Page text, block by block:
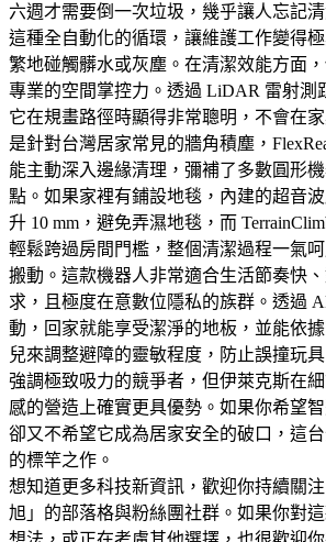
六週才需要倒一次垃圾，幾乎讓人忘記
這種全自動化的循環，讓維護工作變得
繁地碰觸髒水或灰塵。在清潔效能方面
專業的空間掌控力。透過 LiDAR 雷射測
它在規畫路徑時顯得非常聰明，不會在
是針對台灣居家常見的牆角積塵，
能主動深入邊緣清理，彌補了多數圓形
點。如果家裡有鋪設地毯，內建的超音
升 10 mm，避免弄濕地毯，而
輕鬆跨過房間門檻，整個清潔過程一氣
搬動。這款機器人非常適合生活節奏快
求，且極度在意數位隱私的族群。透過
動，回家就能享受潔淨的地板，並能依
兒來調整避障的靈敏程度，防止誤撞玩
強調極致吸力的競爭者，但伊萊克斯在
感的營造上確實更具優勢。如果你希望
卻又不希望它成為居家安全的破口，這
的標竿之作。
想知道更多科技新資訊，歡迎你持續關
旭」的部落格與粉絲團社群。如果你對